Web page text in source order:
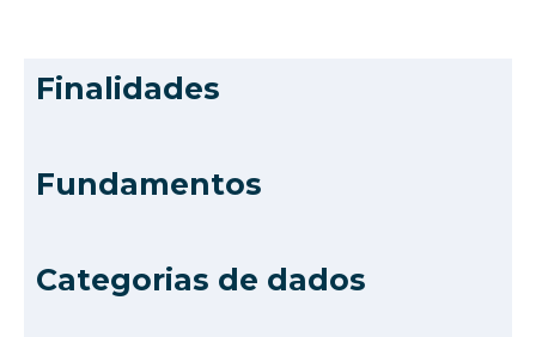
Finalidades
Fundamentos
Categorias de dados